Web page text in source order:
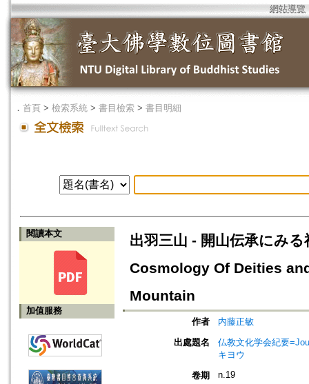
網站導覽
． 首頁 > 檢索系統 > 書目檢索 > 書目明細
閱讀本文
加值服務
出羽三山 - 開山伝承にみ
Cosmology Of Deities
Mountain
作者
内藤正敏
出處題名
仏教文化学会紀要
キヨウ
卷期
n.19